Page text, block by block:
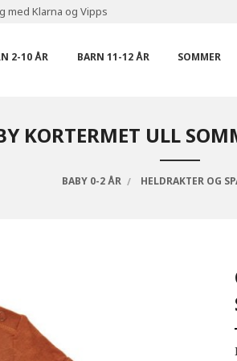
med Klarna og Vipps
2-10 ÅR BARN 11-12 ÅR SOMMER
KORTERMET ULL
BABY 0-2 ÅR HELDRAKTER OG